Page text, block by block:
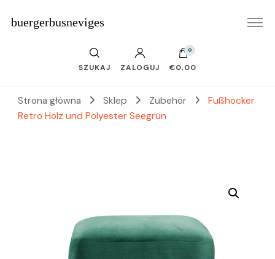
buergerbusneviges
SZUKAJ ZALOGUJ
0
€0,00
Strona główna Sklep Zubehör
Fußhocker
Retro Holz und Polyester Seegrün